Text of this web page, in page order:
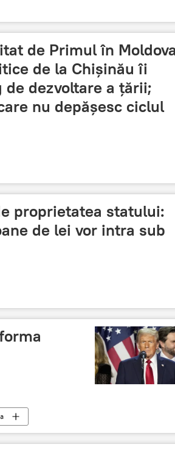
de Primul în
de la Chișinău îi
dezvoltare a țării;
nu depășesc ciclul
proprietatea statului:
de lei vor intra sub